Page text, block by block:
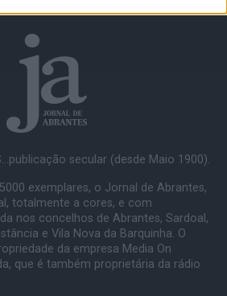
secular (desde Maio 1900).
exemplares, o Jornal de Abrantes,
totalmente a cores, e com
nos concelhos de Abrantes, Sardoal,
e Vila Nova da Barquinha. O
da empresa Media On
que é também proprietária da rádio